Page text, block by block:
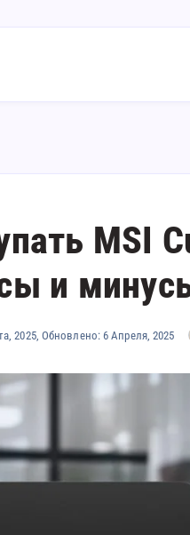
MSI
и
2025, Обновлено: 6 Апреля, 2025